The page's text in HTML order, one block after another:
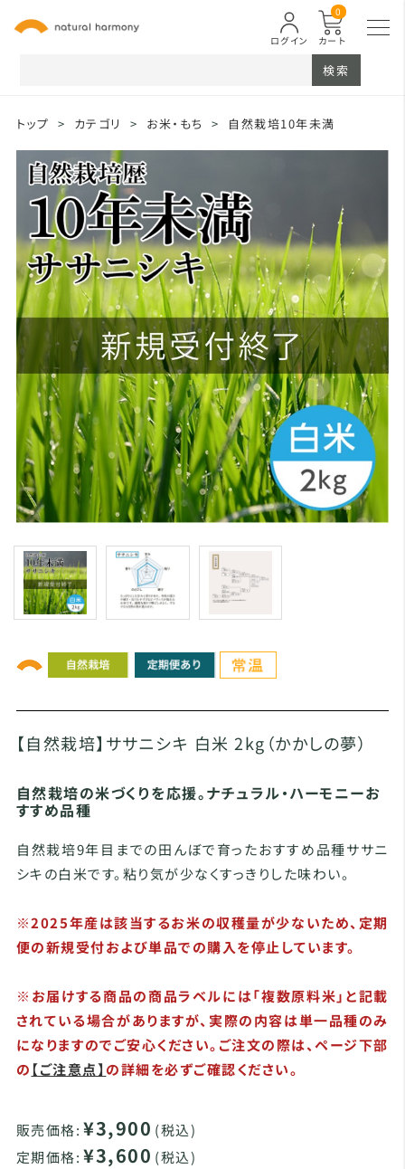
カート
0
ログイン
検索
トップ > カテゴリ > お米・もち > 自然栽培10年未満
【自然栽培】ササニシキ 白米 2kg（かかしの夢）
自然栽培の米づくりを応援。ナチュラル・ハーモニーお
すすめ品種
自然栽培9年目までの田んぼで育ったおすすめ品種ササニ
シキの白米です。粘り気が少なくすっきりした味わい。
※2025年産は該当するお米の収穫量が少ないため、定期
便の新規受付および単品での購入を停止しています。
※お届けする商品の商品ラベルには「複数原料米」と記載
されている場合がありますが、実際の内容は単一品種のみ
になりますのでご安心ください。ご注文の際は、ページ下部
の 【ご注意点】 の詳細を必ずご確認ください。
販売価格: ¥3,900 (税込)
定期価格: ¥3,600 (税込)